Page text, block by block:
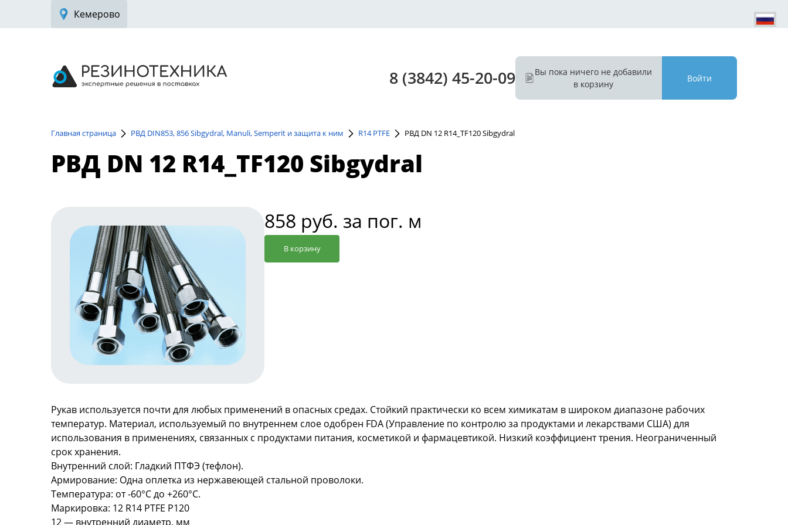
Кемерово
8 (3842) 45-20-09
Вы пока ничего не добавили
в корзину
Войти
Главная страница РВД DIN853, 856 Sibgydral, Manuli, Semperit и защита к ним R14 PTFE РВД DN 12 R14_TF120 Sibgydral
РВД DN 12 R14_TF120 Sibgydral
858 руб. за пог. м
В корзину
Рукав используется почти для любых применений в опасных средах. Стойкий практически ко всем химикатам в широком диапазоне рабочих
температур. Материал, используемый по внутреннем слое одобрен FDA (Управление по контролю за продуктами и лекарствами США) для
использования в применениях, связанных с продуктами питания, косметикой и фармацевтикой. Низкий коэффициент трения. Неограниченный
срок хранения.
Внутренний слой: Гладкий ПТФЭ (тефлон).
Армирование: Одна оплетка из нержавеющей стальной проволоки.
Температура: от -60°С до +260°С.
Маркировка: 12 R14 PTFE P120
12 — внутренний диаметр, мм